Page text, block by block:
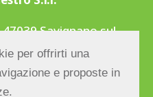
Savignano sul
| Tel/fax
| E-mail:
per offrirti una
e proposte in